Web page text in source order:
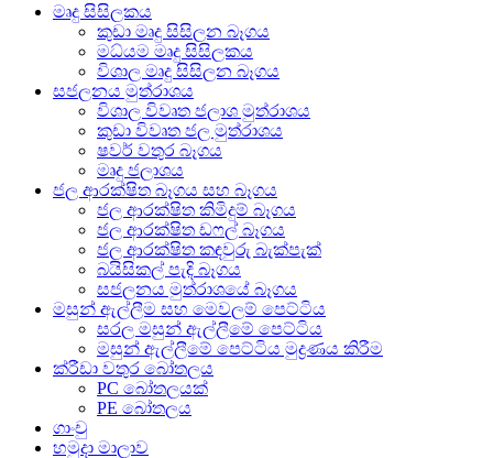
මෘදු සිසිලකය
කුඩා මෘදු සිසිලන බෑගය
මධ්යම මෘදු සිසිලකය
විශාල මෘදු සිසිලන බෑගය
සජලනය මුත්රාශය
විශාල විවෘත ජලාශ මුත්රාශය
කුඩා විවෘත ජල මුත්රාශය
ෂවර් වතුර බෑගය
මෘදු ජලාශය
ජල ආරක්ෂිත බෑගය සහ බෑගය
ජල ආරක්ෂිත කිමිදුම් බෑගය
ජල ආරක්ෂිත ඩෆල් බෑගය
ජල ආරක්ෂිත කඳවුරු බැක්පැක්
බයිසිකල් පැදි බෑගය
සජලනය මුත්රාශයේ බෑගය
මසුන් ඇල්ලීම සහ මෙවලම් පෙට්ටිය
සරල මසුන් ඇල්ලීමේ පෙට්ටිය
මසුන් ඇල්ලීමේ පෙට්ටිය මුද්‍රණය කිරීම
ක්රීඩා වතුර බෝතලය
PC බෝතලයක්
PE බෝතලය
ගාංචු
හමුදා මාලාව